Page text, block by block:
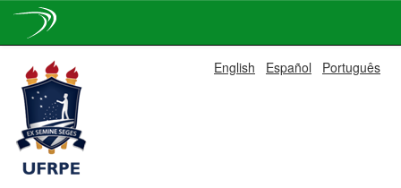
navigation
English Español Português